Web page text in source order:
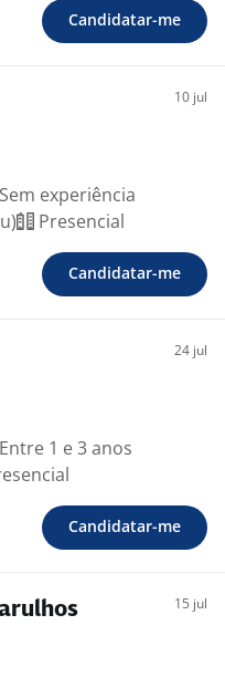
Candidatar-me
10 jul
Sem experiência
Presencial
Candidatar-me
24 jul
Entre 1 e 3 anos
Candidatar-me
15 jul